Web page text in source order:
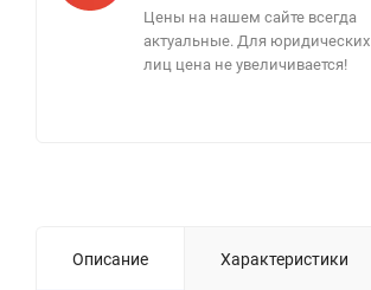
Цены на нашем сайте всегда
актуальные. Для юридических
лиц цена не увеличивается!
Описание Характеристики